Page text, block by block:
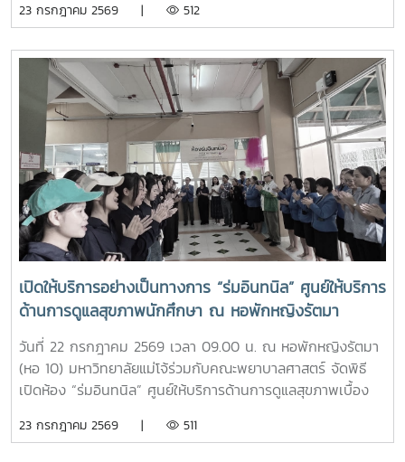
มหาวิทยาลัย ตลอดจนปลูกฝังความภาคภูมิใจในความเป็น “ลูก
วิถีใหม่ (11701001)ในการนี้ รองศาสตราจารย์ ดร.เทพ พงษ์พา
นิช นายกสภามหาวิทยาลัยแม่โจ้ พร้อมด้วย นายพงษ์พิพัฒน์
ราชจันทร์ หัวหน้างานพัฒนานักศึกษาและศิษย์เก่าสัมพันธ์ ใน
ฐานะอาจารย์ประจำรายวิชา ร่วมให้ความรู้เกี่ยวกับประวัติความ
เป็นมา ปรัชญา และอัตลักษณ์ของมหาวิทยาลัยแม่โจ้ เพื่อสร้าง
ความเข้าใจและความผูกพันต่อสถาบันโอกาสนี้ รองศาสตราจารย์
ดร.เทพ พงษ์พานิช ได้เน้นย้ำให้นักศึกษาเรียนรู้รากเหง้าความ
เป็นแม่โจ้ มีความภาคภูมิใจในสถาบัน มีพลังใจในการศึกษา ยึด
มั่นและดำเนินตามรอยคุณงามความดีของปูชนียบุคคล ประพฤติ
ตนเป็นคนดี มีความรับผิดชอบ ยึดถืออัตลักษณ์ของนักศึกษา
พยาบาลศาสตร์ มหาวิทยาลัยแม่โจ้ ที่ว่า “งามสง่า จิตอาสา
อดทน สู้งาน” เพื่อเติบโตเป็นบัณฑิตพยาบาลที่มีคุณภาพ เป็น
กำลังสำคัญของสังคมในอนาคตพร้อมกันนี้ นายนพกิจ แผ่พร
รักษาการหัวหน้างานหอพักนักศึกษา ได้บรรยายภาพรวมการ
ดำเนินงานของหอพักนักศึกษา พร้อมแนะนำระบบการดูแลและ
การใช้ชีวิตในรั้วมหาวิทยาลัย และ นายวิทชัย สุขเพราะนา หัวหน้า
การอนุรักษ์ศิลปวัฒนธรรม และกิจกรรมส่งเสริมคุณลักษณะอัน
23 กรกฎาคม 2569 | 512
เปิดให้บริการอย่างเป็นทางการ “ร่มอินทนิล” ศูนย์ให้บริการ
ด้านการดูแลสุขภาพนักศึกษา ณ หอพักหญิงรัตมา
วันที่ 22 กรกฎาคม 2569 เวลา 09.00 น. ณ หอพักหญิงรัตมา
(หอ 10) มหาวิทยาลัยแม่โจ้ร่วมกับคณะพยาบาลศาสตร์ จัดพิธี
เปิดห้อง “ร่มอินทนิล” ศูนย์ให้บริการด้านการดูแลสุขภาพเบื้อง
ดร.เทพ พงษ์พานิช นายกสภามหาวิทยาลัยแม่โจ้ เป็นประธานใน
23 กรกฎาคม 2569 | 511